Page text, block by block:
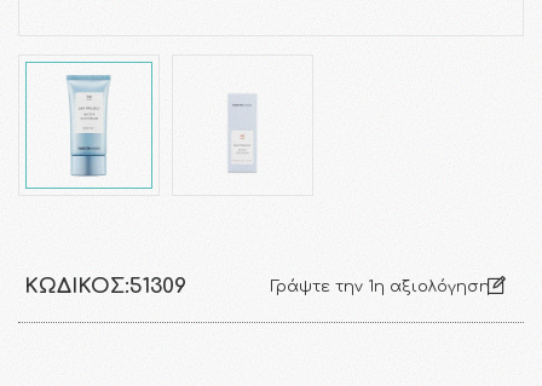
ΚΩΔΙΚΌΣ:51309 Γράψτε την 1η αξιολόγηση